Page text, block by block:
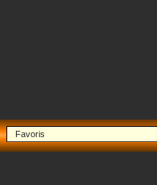
Favoris